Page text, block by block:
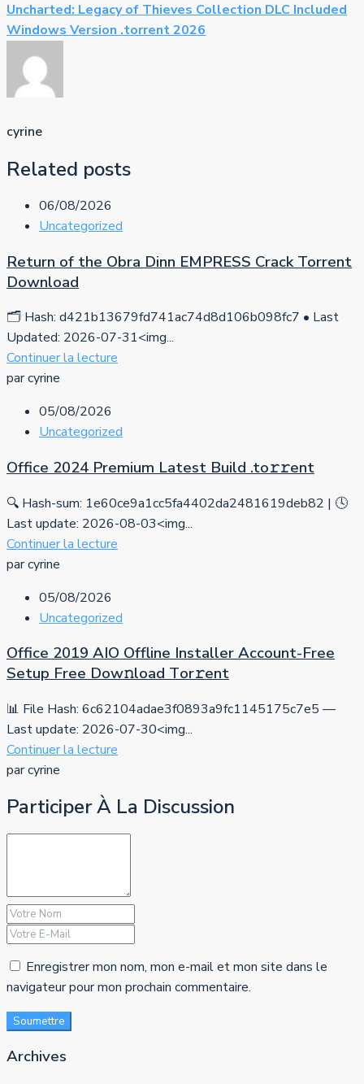
Uncharted: Legacy of Thieves Collection DLC Included
Windows Version .torrent 2026
cyrine
Related posts
06/08/2026
Uncategorized
Return of the Obra Dinn EMPRESS Crack Torrent
Download
🗂 Hash: d421b13679fd741ac74d8d106b098fc7 • Last
Updated: 2026-07-31<img...
Continuer la lecture
par cyrine
05/08/2026
Uncategorized
Office 2024 Premium Latest Build .tо𝚛𝚛еnt
🔍 Hash-sum: 1e60ce9a1cc5fa4402da2481619deb82 | 🕓
Last update: 2026-08-03<img...
Continuer la lecture
par cyrine
05/08/2026
Uncategorized
Office 2019 AIO Offline Installer Account-Free
Setup Frее Dow𝚗load Tоr𝚛ent
📊 File Hash: 6c62104adae3f0893a9fc1145175c7e5 —
Last update: 2026-07-30<img...
Continuer la lecture
par cyrine
Participer À La Discussion
Enregistrer mon nom, mon e-mail et mon site dans le
navigateur pour mon prochain commentaire.
Soumettre
Archives